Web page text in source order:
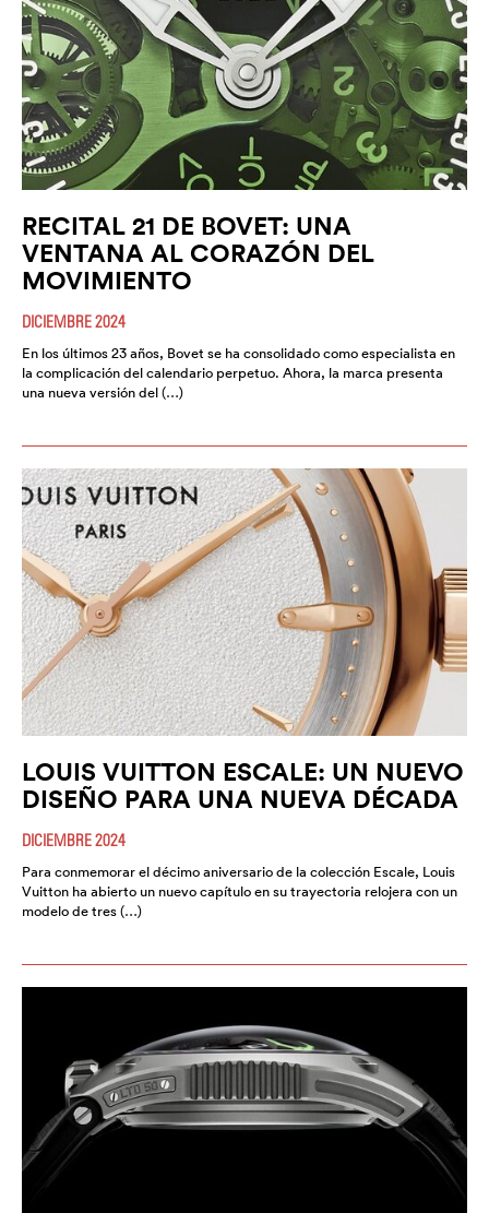
RECITAL 21 DE BOVET: UNA
VENTANA AL CORAZÓN DEL
MOVIMIENTO
DICIEMBRE 2024
En los últimos 23 años, Bovet se ha consolidado como especialista en
la complicación del calendario perpetuo. Ahora, la marca presenta
una nueva versión del (…)
LOUIS VUITTON ESCALE: UN NUEVO
DISEÑO PARA UNA NUEVA DÉCADA
DICIEMBRE 2024
Para conmemorar el décimo aniversario de la colección Escale, Louis
Vuitton ha abierto un nuevo capítulo en su trayectoria relojera con un
modelo de tres (…)